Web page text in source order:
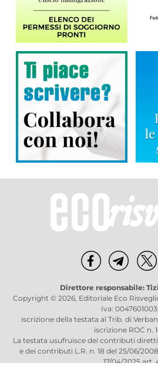
Direttore responsabile:
Copyright © 2026, Editoriale Eco
Iva:
iscrizione della testata al Trib. di
iscrizione ROC n.
La testata usufruisce dei contributi diretti
e dei contributi L.R. n. 18 del 25/06/
17/04/2025 art.